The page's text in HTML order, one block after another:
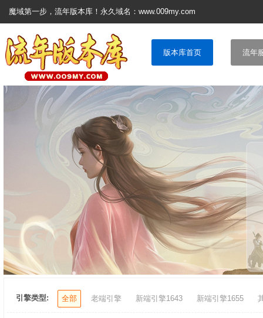
魔域第一步，流年版本库！永久域名：www.009my.com
版本库首页 流年
引擎类型: 全部 老端引擎 新端引擎1643 新端引擎1655